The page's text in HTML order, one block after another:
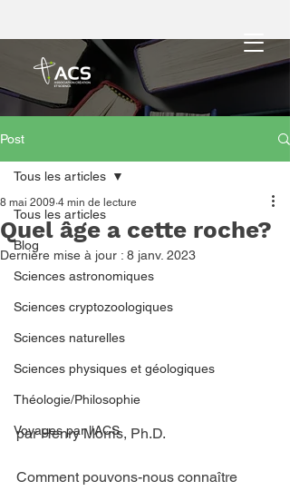
Post
Tous les articles
Blog
Sciences astronomiques
Sciences cryptozoologiques
Sciences naturelles
Sciences physiques et géologiques
Théologie/Philosophie
Voyages par l'ACS
Tous les articles
Quel âge a cette roche?
8 mai 2009 4 min de lecture
Dernière mise à jour : 8 janv. 2023
par Henry Morris, Ph.D.
Comment pouvons-nous connaître